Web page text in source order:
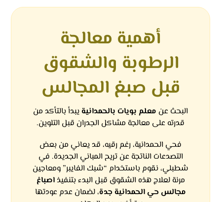
أهمية معالجة
الرطوبة والشقوق
قبل صبغ المجالس
البحث عن معلم بويات بالحمدانية يبدأ بالتأكد من
قدرته على معالجة مشاكل الجدران قبل التلوين.
فحي الحمدانية، رغم رقيه، قد يعاني من بعض
التصدعات الناتجة عن تريح المباني الجديدة. في
شطبلي، نقوم باستخدام “شبك الفايبر” ومعاجين
مرنة لعلاج هذه الشقوق قبل البدء بتنفيذاصباغ
مجالس حي الحمدانية جدة، لضمان عدم عودتها